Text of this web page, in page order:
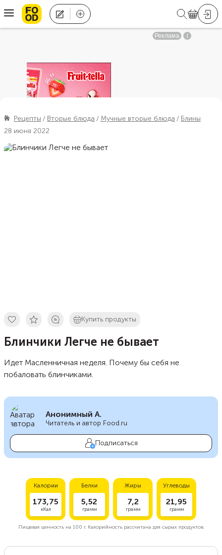
Рецепты Вторые блюда Мучные вторые блюда
Блины
28 июня 2022
Купить продукты
Блинчики Легче не бывает
Идет Масленничная неделя. Почему бы себя не
побаловать блинчиками.
Анонимный А.
Читатель и автор Food.ru
Подписаться
Калории
173,75
кКал
Белки
5,52
грамм
Жиры
7,2
грамм
Углеводы
21,95
грамм
Пищевая ценность на 100 г.Калорийность рассчитана для сырых продуктов.